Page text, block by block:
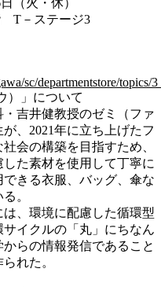
T－ステージ3
sc/departmentstore/topics/
）」について
吉井健教授のゼミ（ファ
、2021年に立ち上げたフ
会の構築を目指すため、
た素材を使用して丁寧に
きる衣服、バッグ、傘な
。
、環境に配慮した循環型
イクルの「丸」にちなん
らの情報発信であること
れた。